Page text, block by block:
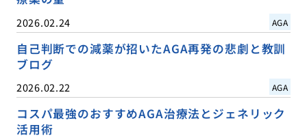
2026.02.24 AGA
自己判断での減薬が招いたAGA再発の悲劇と教訓
ブログ
2026.02.22 AGA
コスパ最強のおすすめAGA治療法とジェネリック
活用術